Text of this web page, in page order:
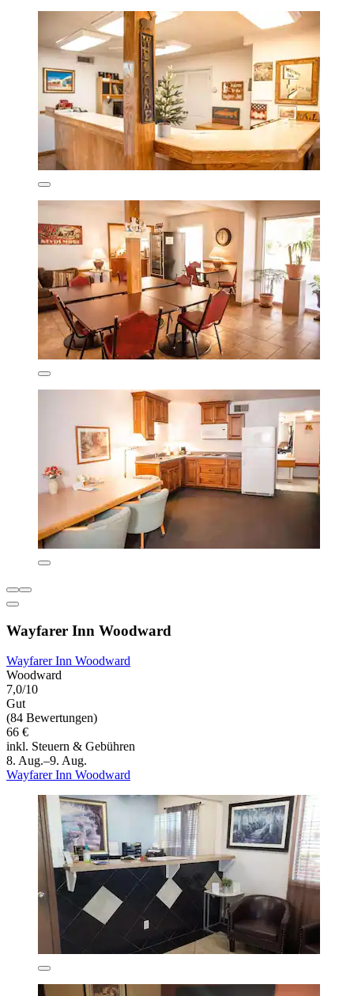
Wayfarer Inn Woodward
Wayfarer Inn Woodward
Woodward
7,0/10
Gut
(84 Bewertungen)
66 €
inkl. Steuern & Gebühren
8. Aug.–9. Aug.
Wayfarer Inn Woodward